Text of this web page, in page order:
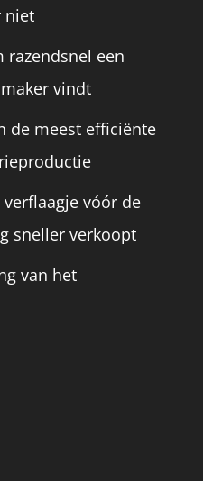
niet
razendsnel een
vindt
de meest efficiënte
vóór de
sneller verkoopt
van het